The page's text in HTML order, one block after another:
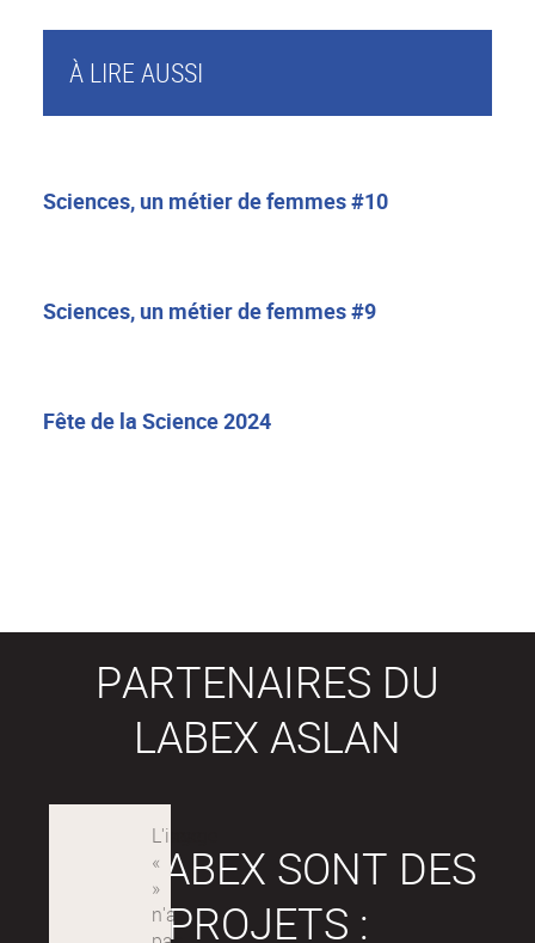
À LIRE AUSSI
Sciences, un métier de femmes #10
Sciences, un métier de femmes #9
Fête de la Science 2024
PARTENAIRES DU
LABEX ASLAN
LES LABEX SONT DES
PROJETS :